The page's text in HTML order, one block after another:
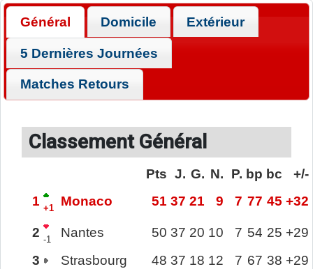
Général Domicile Extérieur
5 Dernières Journées
Matches Retours
Classement Général
Pts J. G. N. P. bp bc
+/-
1 +1 Monaco 51 37 21 9 7 77 45 +32
2 -1 Nantes 50 37 20 10 7 54 25 +29
3
Strasbourg 48 37 18 12 7 67 38 +29